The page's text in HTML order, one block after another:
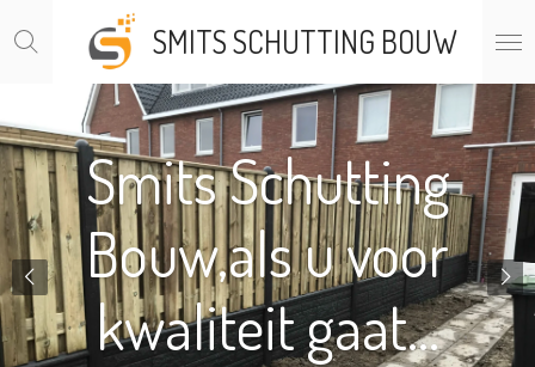
direct
hoofdinhoud
SMITS SCHUTTING BOUW
Smits Schutting
Bouw,als u voor
kwaliteit gaat...